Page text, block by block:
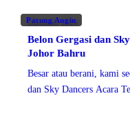
Patung Angin
Disember 2024
Belon Gergasi dan
Johor Bahru
Besar atau berani, kami
dan Sky Dancers Acara